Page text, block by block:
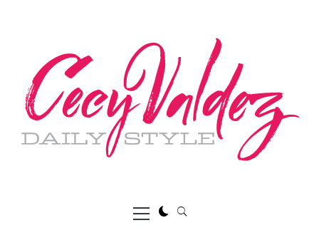
Menú
principal